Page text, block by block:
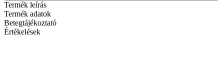
Termék leírás
Termék adatok
Betegtájékoztató
Értékelések